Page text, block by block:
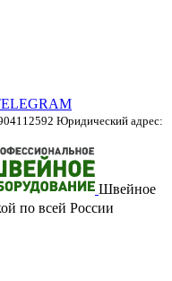
Юридический адрес:
Швейное
по всей России